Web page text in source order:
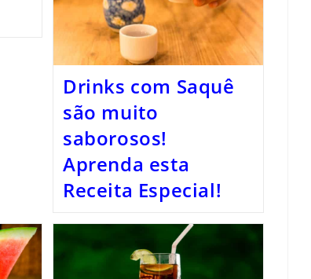
Drinks com Saquê
são muito
saborosos!
Aprenda esta
Receita Especial!